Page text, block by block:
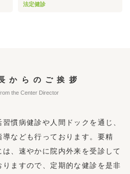
法定健診
からのご挨拶
the Center Director
慣病健診や人間ドックを通じ、
なども行っております。要精
、速やかに院内外来を受診して
ますので、定期的な健診を是非